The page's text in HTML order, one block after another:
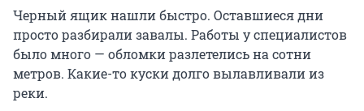
Черный ящик нашли быстро. Оставшиеся дни
просто разбирали завалы. Работы у специалистов
было много — обломки разлетелись на сотни
метров. Какие-то куски долго вылавливали из
реки.